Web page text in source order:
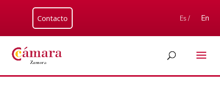
Contacto Es / En